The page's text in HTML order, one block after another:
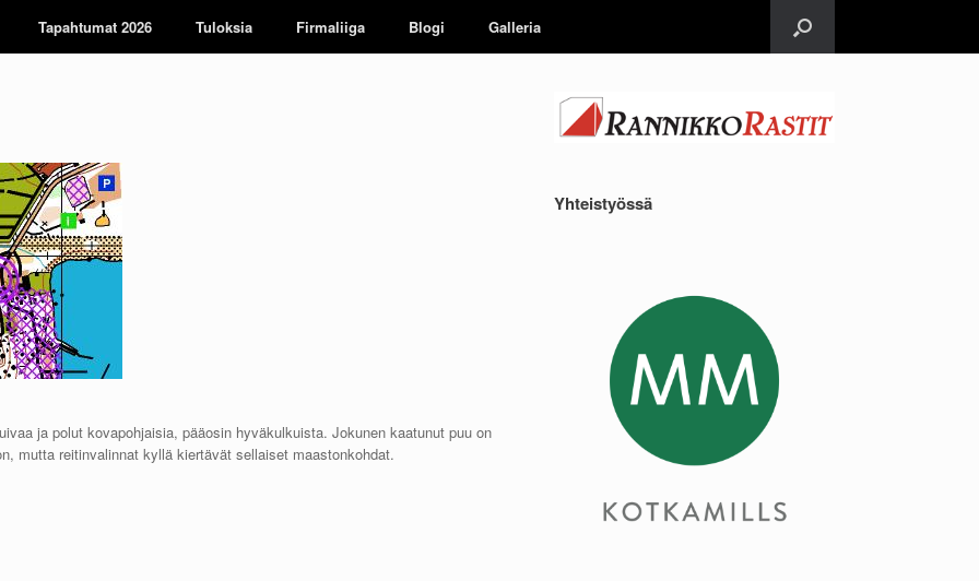
Tapahtumat 2026 Tuloksia Firmaliiga Blogi Galleria
ja polut kovapohjaisia, pääosin hyväkulkuista. Jokunen kaatunut puu on
mutta reitinvalinnat kyllä kiertävät sellaiset maastonkohdat.
Yhteistyössä